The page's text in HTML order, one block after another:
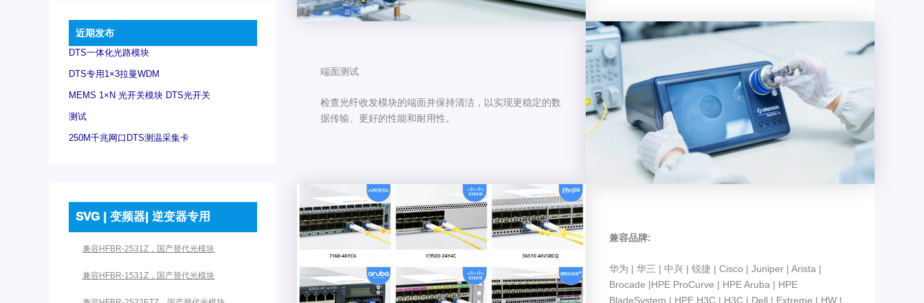
近期发布
DTS一体化光路模块
DTS专用1×3拉曼WDM
MEMS 1×N 光开关模块 DTS光开关
测试
250M千兆网口DTS测温采集卡
SVG | 变频器| 逆变器专用
兼容HFBR-2531Z，国产替代光模块
兼容HFBR-1531Z，国产替代光模块
端面测试
检查光纤收发模块的端面并保持清洁，以实现更稳定的数
据传输、更好的性能和耐用性。
兼容品牌:
华为 | 华三 | 中兴 | 锐捷 | Cisco | Juniper | Arista |
Brocade |HPE ProCurve | HPE Aruba | HPE
BladeSystem | HPE H3C | H3C | Dell | Extreme | HW |